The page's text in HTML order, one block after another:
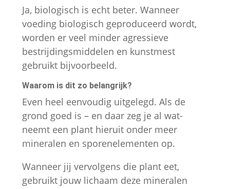
Ja, biologisch is echt beter. Wanneer
voeding biologisch geproduceerd wordt,
worden er veel minder agressieve
bestrijdingsmiddelen en kunstmest
gebruikt bijvoorbeeld.
Waarom is dit zo belangrijk?
Even heel eenvoudig uitgelegd. Als de
grond goed is – en daar zeg je al wat-
neemt een plant hieruit onder meer
mineralen en sporenelementen op.
Wanneer jij vervolgens die plant eet,
gebruikt jouw lichaam deze mineralen
functioneren
gedurende je bezoek.
Als je deze cookies
weigert, zullen
sommige functies en
inhoud van de website
verdwijnen.
Marketing
Door je interesses
en je gedrag
aan onze website
te delen, vergroot